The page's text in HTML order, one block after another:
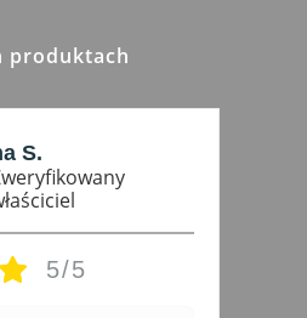
produktach
S.
5/5